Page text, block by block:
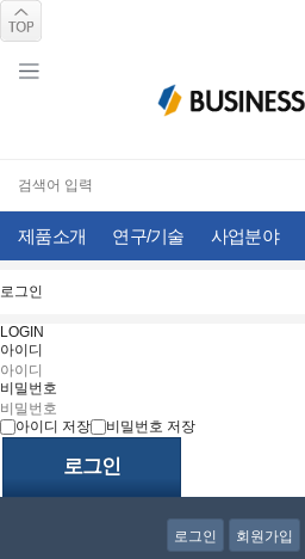
제품소개 연구/기술 사업분야
로그인
LOGIN
아이디
비밀번호
아이디 저장 비밀번호 저장
로그인 회원가입